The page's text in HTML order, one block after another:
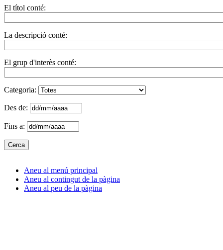
El títol conté:
La descripció conté:
El grup d'interès conté:
Categoria:
Des de:
Fins a:
Aneu al menú principal
Aneu al contingut de la pàgina
Aneu al peu de la pàgina